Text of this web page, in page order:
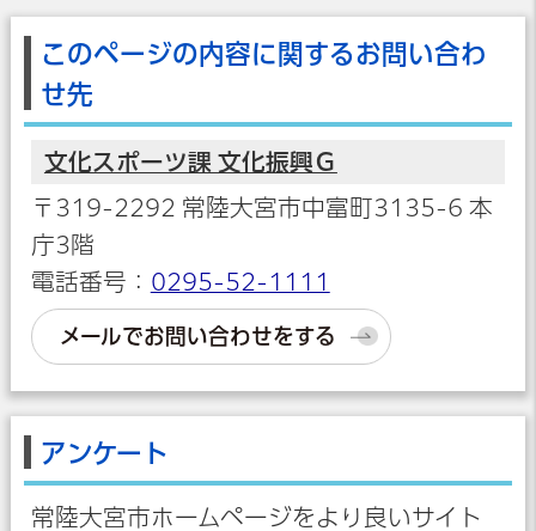
このページの内容に関するお問い合わ
せ先
文化スポーツ課 文化振興Ｇ
〒319-2292 常陸大宮市中富町3135-6 本
庁3階
電話番号： 0295-52-1111
メールでお問い合わせをする
アンケート
常陸大宮市ホームページをより良いサイト